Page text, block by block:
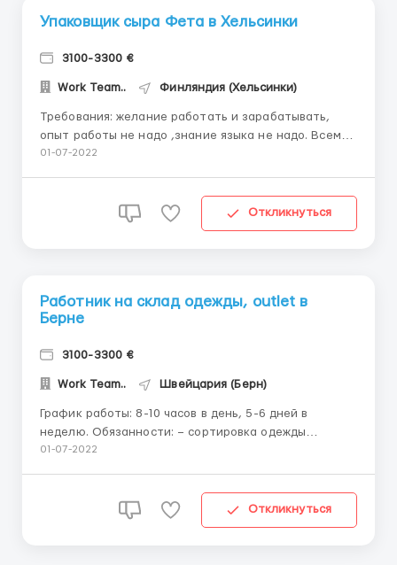
Упаковщик сыра Фета в Хельсинки
3100-3300 €
Work Team.. Финляндия (Хельсинки)
Требования: желание работать и зарабатывать,
опыт работы не надо ,знание языка не надо. Всему
обучат,рабочую одежду выдают бесплатно.
-обслуживание машин, -работа на
производственной линии, -складывание продукц...
01-07-2022
Откликнуться
Работник на склад одежды, outlet в
Берне
3100-3300 €
Work Team.. Швейцария (Берн)
График работы: 8-10 часов в день, 5-6 дней в
неделю. Обязанности: – сортировка одежды
(мужская, женская, детская); – упаковка одежды.
01-07-2022
Откликнуться